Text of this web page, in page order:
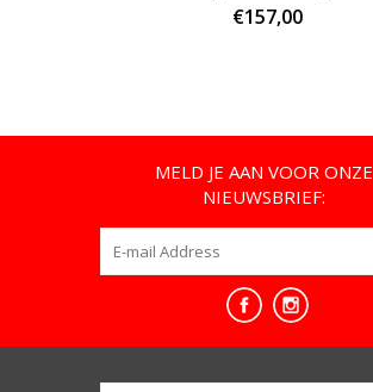
€157,00
MELD JE AAN VOOR ONZE
NIEUWSBRIEF: